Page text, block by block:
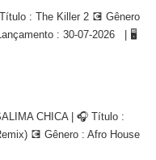
: The Killer 2 💽 Gênero
: 30-07-2026 | 🖥
CHICA | 🎧 Título :
💽 Gênero : Afro House